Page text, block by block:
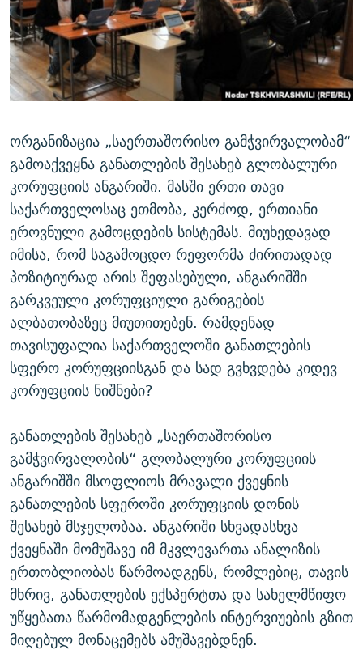
ᲛᲝᲚᲐᲞᲐᲠᲐᲙᲔ ᲢᲔᲥᲡᲢᲔᲑᲘ
ᲨᲘᲜ - ᲣᲪᲮᲝᲔᲗᲨᲘ
ᲚᲘᲢᲔᲠᲐᲢᲣᲠᲣᲚᲘ ᲬᲐᲮᲜᲐᲒᲔᲑᲘ
ᲐᲛᲔᲠᲘᲙᲣᲚᲘ ᲛᲝᲗᲮᲠᲝᲑᲐ
ᲘᲛᲞᲔᲠᲘᲐ ᲓᲐ ᲠᲐᲓᲘᲝ
ᲩᲔᲛᲘ ᲡᲘᲙᲕᲓᲘᲚᲘᲡ ᲛᲘᲖᲔᲖᲘᲐ COVID-19
11 ᲬᲔᲚᲘ - 11 ᲐᲛᲑᲐᲕᲘ
ᲡᲐᲞᲐᲠᲚᲐᲛᲔᲜᲢᲝ ᲐᲠᲩᲔᲕᲜᲔᲑᲘᲡ ᲘᲡᲢᲝᲠᲘᲐ
ᲑᲐᲕᲨᲕᲔᲑᲘ ᲞᲠᲝᲡᲢᲘᲢᲣᲪᲘᲐᲨᲘ - ᲐᲛᲝᲣᲗᲥᲛᲔᲚᲘ ᲐᲛᲑᲐᲕᲘ
5 ᲐᲛᲑᲐᲕᲘ - 20 ᲘᲕᲜᲘᲡᲡ ᲓᲐᲨᲐᲕᲔᲑᲣᲚᲔᲑᲘ
ᲐᲒᲕᲘᲡᲢᲝᲡ ᲝᲛᲘ
ПРИВЕТ ᲙᲣᲚᲢᲣᲠᲐ
ᲒᲐᲛᲝᲘᲬᲔᲠᲔ
ორგანიზაცია „საერთაშორისო გამჭვირვალობამ“
გამოაქვეყნა განათლების შესახებ გლობალური
კორუფციის ანგარიში. მასში ერთი თავი
საქართველოსაც ეთმობა, კერძოდ, ერთიანი
ეროვნული გამოცდების სისტემას. მიუხედავად
იმისა, რომ საგამოცდო რეფორმა ძირითადად
პოზიტიურად არის შეფასებული, ანგარიშში
გარკვეული კორუფციული გარიგების
ალბათობაზეც მიუთითებენ. რამდენად
თავისუფალია საქართველოში განათლების
სფერო კორუფციისგან და სად გვხვდება კიდევ
კორუფციის ნიშნები?
განათლების შესახებ „საერთაშორისო
გამჭვირვალობის“ გლობალური კორუფციის
ანგარიშში მსოფლიოს მრავალი ქვეყნის
განათლების სფეროში კორუფციის დონის
შესახებ მსჯელობაა. ანგარიში სხვადასხვა
ქვეყნაში მომუშავე იმ მკვლევართა ანალიზის
ერთობლიობას წარმოადგენს, რომლებიც, თავის
მხრივ, განათლების ექსპერტთა და სახელმწიფო
უწყებათა წარმომადგენლების ინტერვიუების გზით
მიღებულ მონაცემებს ამუშავებდნენ.